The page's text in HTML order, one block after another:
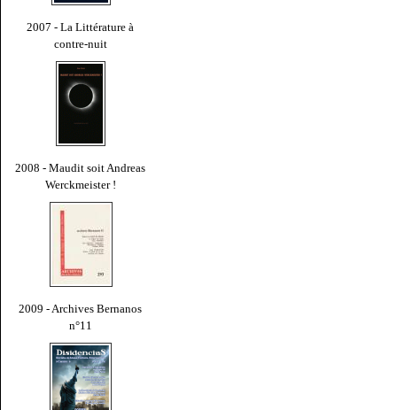
2007 - La Littérature à
contre-nuit
2008 - Maudit soit Andreas
Werckmeister !
2009 - Archives Bernanos
n°11